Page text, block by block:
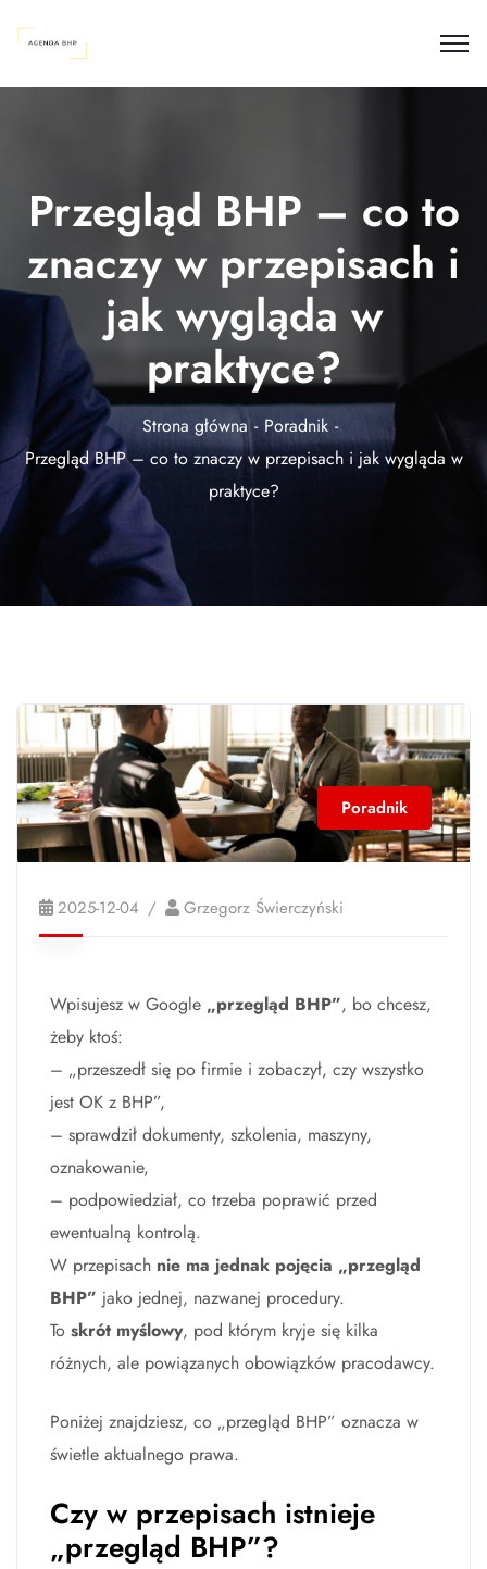
Przegląd BHP – co to
znaczy w przepisach i
jak wygląda w
praktyce?
Strona główna
Poradnik
Przegląd BHP – co to znaczy w przepisach i jak wygląda w
praktyce?
Poradnik
2025-12-04 Grzegorz Świerczyński
Wpisujesz w Google „przegląd BHP”, bo chcesz,
żeby ktoś:
– „przeszedł się po firmie i zobaczył, czy wszystko
jest OK z BHP”,
– sprawdził dokumenty, szkolenia, maszyny,
oznakowanie,
– podpowiedział, co trzeba poprawić przed
ewentualną kontrolą.
W przepisach nie ma jednak pojęcia „przegląd
BHP” jako jednej, nazwanej procedury.
To skrót myślowy, pod którym kryje się kilka
różnych, ale powiązanych obowiązków pracodawcy.
Poniżej znajdziesz, co „przegląd BHP” oznacza w
świetle aktualnego prawa.
Czy w przepisach istnieje
„przegląd BHP”?